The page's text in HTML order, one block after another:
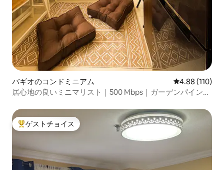
バギオのコンドミニアム レビュー110
4.88 (110)
居心地の良いミニマリスト｜500 Mbps｜ガーデンパインツ
大好評のゲストチョイスです。
ゲストチョイス